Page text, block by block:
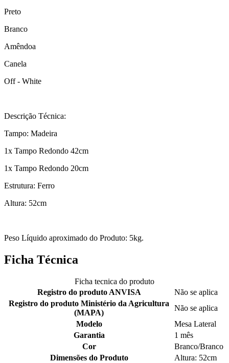
Preto
Branco
Amêndoa
Canela
Off - White
Descrição Técnica:
Tampo: Madeira
1x Tampo Redondo 42cm
1x Tampo Redondo 20cm
Estrutura: Ferro
Altura: 52cm
Peso Líquido aproximado do Produto: 5kg.
Ficha Técnica
Ficha tecnica do produto
Registro do produto ANVISA
Não se aplica
Registro do produto Ministério da Agricultura
(MAPA)
Não se aplica
Modelo
Mesa Lateral
Garantia
1 mês
Cor
Branco/Branco
Dimensões do Produto
Altura: 52cm